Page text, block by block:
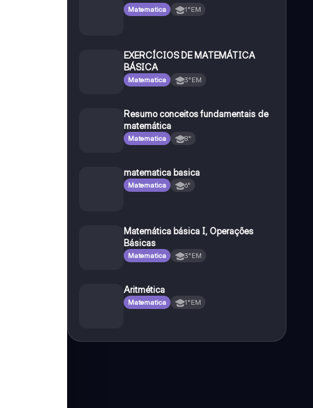
Matematica 1°EM
EXERCÍCIOS DE MATEMÁTICA
BÁSICA
Matematica 3°EM
Resumo conceitos fundamentais de
matemática
Matematica 8°
matematica basica
Matematica 6°
Matemática básica I, Operações
Básicas
Matematica 3°EM
Aritmética
Matematica 1°EM